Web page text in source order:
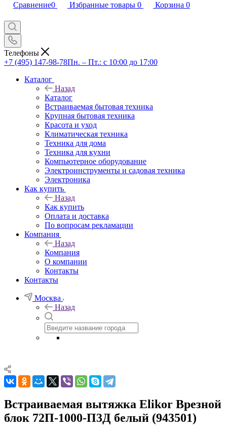
Сравнение0 Избранные товары 0 Корзина 0
Телефоны
+7 (495) 147-98-78Пн. – Пт.: с 10:00 до 17:00
Каталог
Назад
Каталог
Встраиваемая бытовая техника
Крупная бытовая техника
Красота и уход
Климатическая техника
Техника для дома
Техника для кухни
Компьютерное оборудование
Электроинструменты и садовая техника
Электроника
Как купить
Назад
Как купить
Оплата и доставка
По вопросам рекламации
Компания
Назад
Компания
О компании
Контакты
Контакты
Москва
Назад
Встраиваемая вытяжка Elikor Врезной
блок 72П-1000-П3Д белый (943501)